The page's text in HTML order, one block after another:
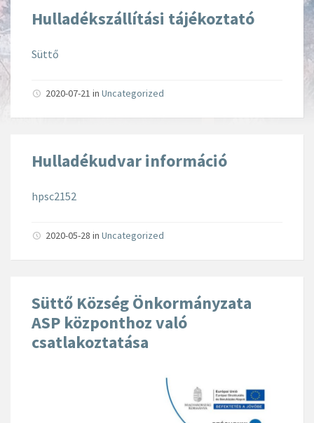
Hulladékszállítási tájékoztató
Süttő
2020-07-21 in Uncategorized
Hulladékudvar információ
hpsc2152
2020-05-28 in Uncategorized
Süttő Község Önkormányzata
ASP központhoz való
csatlakoztatása